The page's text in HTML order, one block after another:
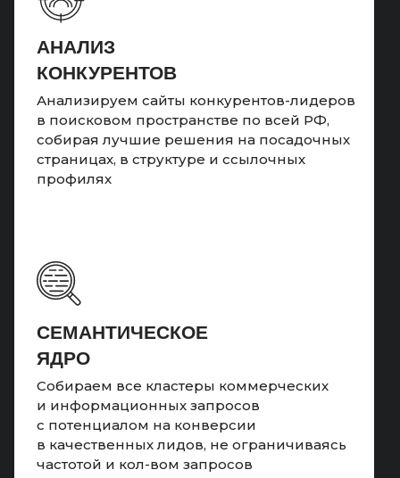
CЕМАНТИЧЕСКОЕ
ЯДРО
Собираем все кластеры коммерческих
и информационных запросов
с потенциалом на конверсии
в качественных лидов, не ограничиваясь
частотой и кол-вом запросов
АНАЛИЗ
КОНКУРЕНТОВ
Анализируем сайты конкурентов-лидеров
в поисковом пространстве по всей РФ,
собирая лучшие решения на посадочных
страницах, в структуре и ссылочных
профилях